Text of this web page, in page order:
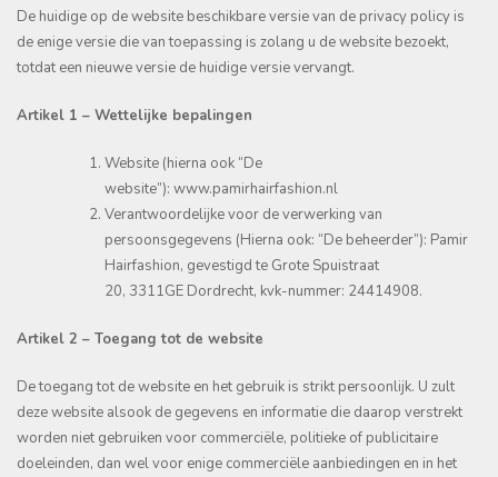
De huidige op de website beschikbare versie van de privacy policy is
de enige versie die van toepassing is zolang u de website bezoekt,
totdat een nieuwe versie de huidige versie vervangt.
Artikel 1 – Wettelijke bepalingen
Website (hierna ook “De
website”): www.pamirhairfashion.nl
Verantwoordelijke voor de verwerking van
persoonsgegevens (Hierna ook: “De beheerder”): Pamir
Hairfashion, gevestigd te Grote Spuistraat
20, 3311GE Dordrecht, kvk-nummer: 24414908.
Artikel 2 – Toegang tot de website
De toegang tot de website en het gebruik is strikt persoonlijk. U zult
deze website alsook de gegevens en informatie die daarop verstrekt
worden niet gebruiken voor commerciële, politieke of publicitaire
doeleinden, dan wel voor enige commerciële aanbiedingen en in het